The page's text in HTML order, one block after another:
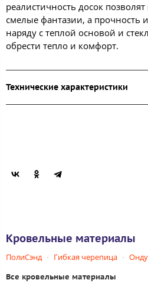
реалистичность досок
смелые фантазии, а прочность
наряду с теплой основой и
обрести тепло и комфорт.
Технические характеристики
Кровельные материалы
ПолиСэнд Гибкая черепица
Все кровельные материалы